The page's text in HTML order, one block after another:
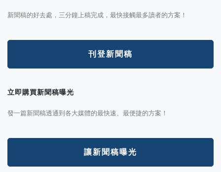
新聞稿的好去處，三分鐘上稿完成，最快接觸最多讀者的方案！
刊登新聞稿
立即購買新聞稿曝光
發一篇新聞稿透通到各大媒體的最快速、最便捷的方案！
讓新聞稿曝光